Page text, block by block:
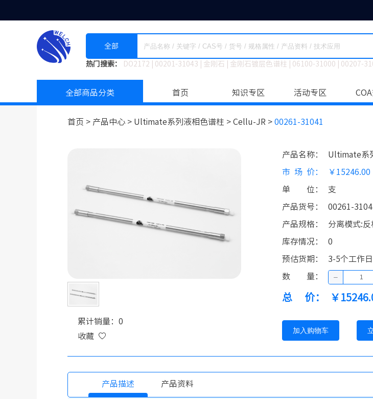
全部
热门搜索： DO2172 00201-31043 金刚石 金刚石镀层色谱柱 06100-31000 00207-
全部商品分类 首页 知识专区 活动专区
首页 > 产品中心 > Ultimate系列液相色谱柱 > Cellu-JR > 00261-31041
累计销量：0
收藏
产品名称： Ultimate系
市场价： ￥15246.00
单位 ： 支
产品货号 ： 00261-
产品规格： 分离模式:
库存情况 ： 0
预估货期 ： 3-5个工作日
数量 ：
总价： ￥
加入购物车
产品描述 产品资料